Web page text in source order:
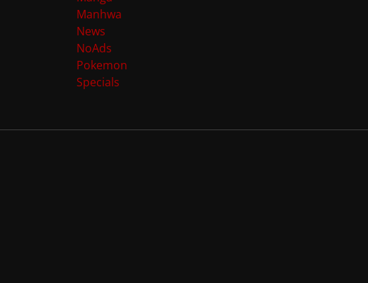
Manhwa
News
NoAds
Pokemon
Specials